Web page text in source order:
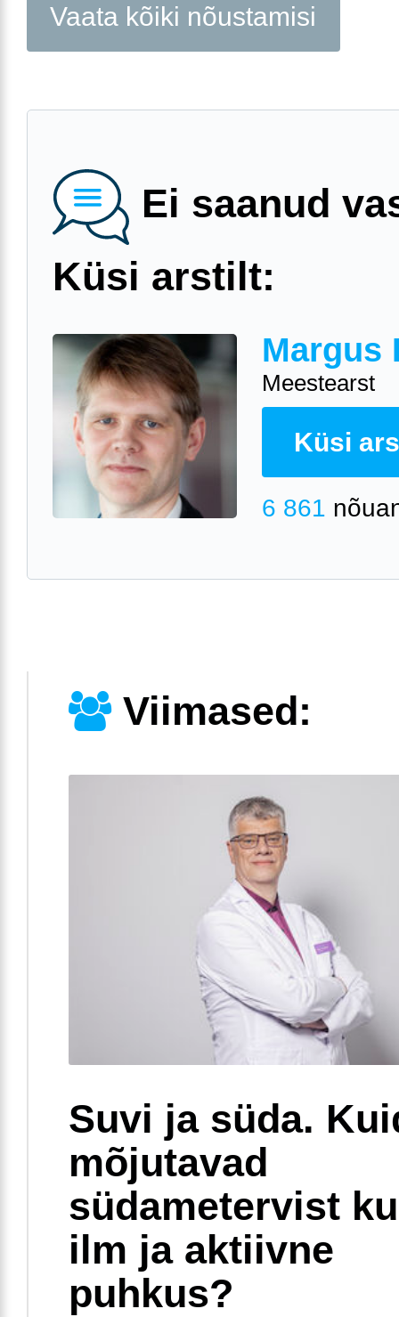
Vaata kõiki nõustamisi
Ei saanud
Küsi arstilt:
Margus
Meestearst
Küsi
6 861
Viimased:
Suvi ja süda.
mõjutavad
südametervist
ilm ja aktiivne
puhkus?